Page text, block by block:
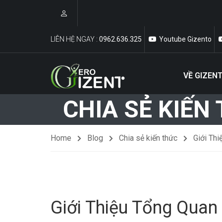
LIÊN HỆ NGAY : 0962.636.325 Youtube Gizento
VỀ
CHIA SẺ KIẾN
Home Blog Chia sẻ kiến thức Giới
Giới Thiệu Tổng